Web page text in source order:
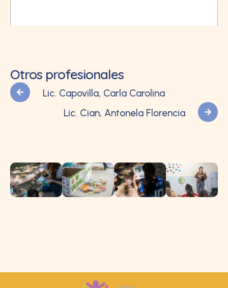
Otros profesionales
Lic. Capovilla, Carla Carolina
Lic. Cian, Antonela Florencia